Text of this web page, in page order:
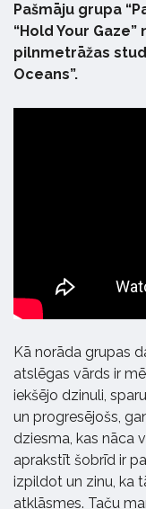
Pašmāju grupa
“Hold Your
pilnmetrāžas
Oceans”.
Kā norāda grupas
atslēgas vārds ir
iekšējo dzinuli,
un progresējošs,
dziesma, kas nāca
aprakstīt šobrīd ir
izpildot un zinu, ka
atklāsmes. Taču